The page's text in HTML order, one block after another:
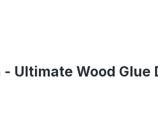
Ultimate Wood Glue